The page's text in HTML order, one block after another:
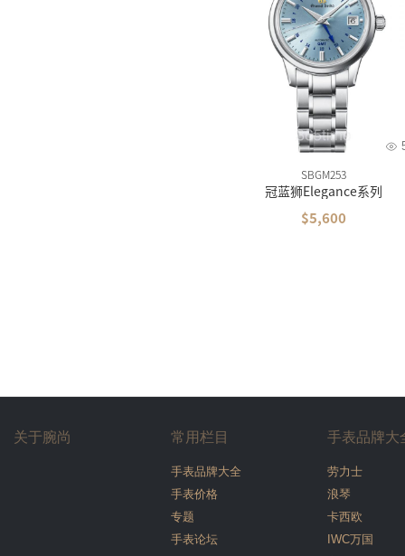
SBGM253
冠蓝狮Elegance系列
$5,600
关于腕尚 常用栏目
手表品牌大全
手表价格
专题
手表论坛
手表品牌大
劳力士
浪琴
卡西欧
IWC万国